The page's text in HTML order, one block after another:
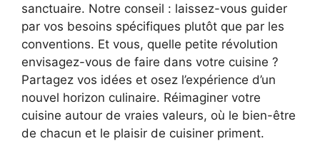
sanctuaire. Notre conseil : laissez-vous guider
par vos besoins spécifiques plutôt que par les
conventions. Et vous, quelle petite révolution
envisagez-vous de faire dans votre cuisine ?
Partagez vos idées et osez l’expérience d’un
nouvel horizon culinaire. Réimaginer votre
cuisine autour de vraies valeurs, où le bien-être
de chacun et le plaisir de cuisiner priment.